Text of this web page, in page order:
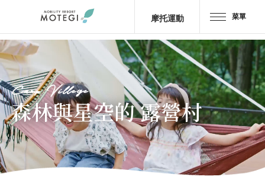
摩托運動 菜單
首頁 JP EN CH
區域・設施
景點・活動
摩托車運動
Camp Villege
森林與星空的 露營村